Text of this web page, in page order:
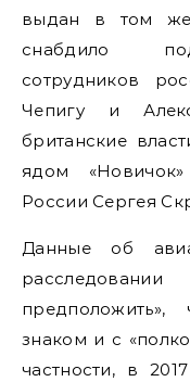
выдан в том же
снабдило
сотрудников
Чепигу и
британские
ядом
России Сергея
Данные об
знаком и с
частности, в